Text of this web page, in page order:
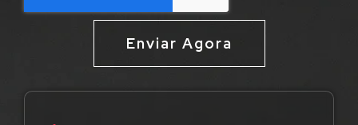
Enviar Agora